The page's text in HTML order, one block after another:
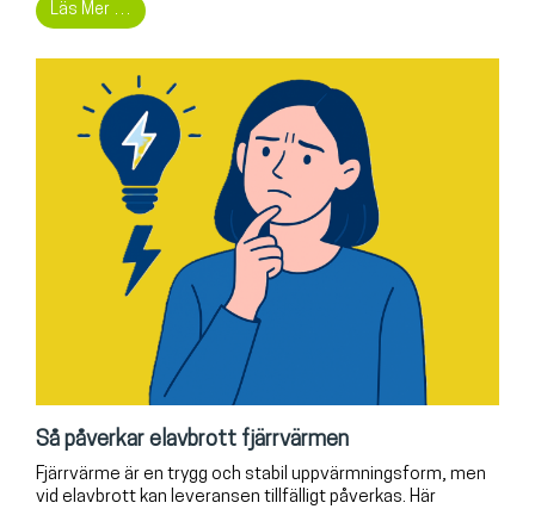
Läs Mer …
Så påverkar elavbrott fjärrvärmen
Fjärrvärme är en trygg och stabil uppvärmningsform, men
vid elavbrott kan leveransen tillfälligt påverkas. Här